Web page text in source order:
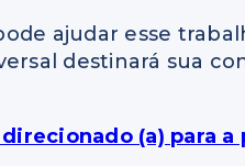
ajudar esse
destinará sua
(a) para a